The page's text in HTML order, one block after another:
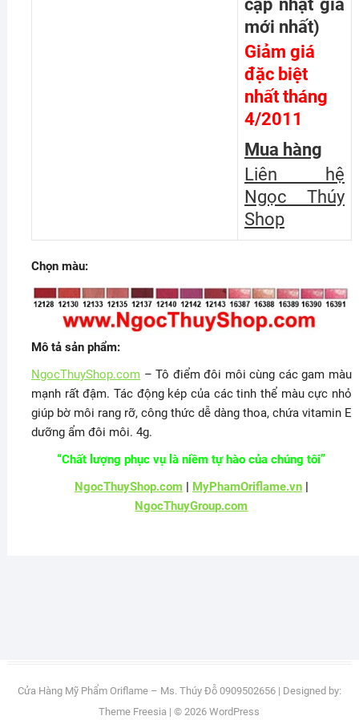
cập nhật giá
mới nhất)
Giảm giá
đặc biệt
nhất tháng
4/2011
Mua hàng
Liên hệ
Ngọc Thúy
Shop
Chọn màu:
Mô tả sản phẩm:
NgocThuyShop.com– Tô điểm đôi môi cùng các gam màu
mạnh rất đậm. Tác động kép của các tinh thể màu cực nhỏ
giúp bờ môi rang rỡ, công thức dễ dàng thoa, chứa vitamin E
dưỡng ẩm đôi môi. 4g.
“Chất lượng phục vụ là niềm tự hào của chúng tôi”
NgocThuyShop.com| MyPhamOriflame.vn|
NgocThuyGroup.com
Cửa Hàng Mỹ Phẩm Oriflame – Ms. Thúy Đỗ 0909502656| Designed by:
Theme Freesia | © 2026WordPress